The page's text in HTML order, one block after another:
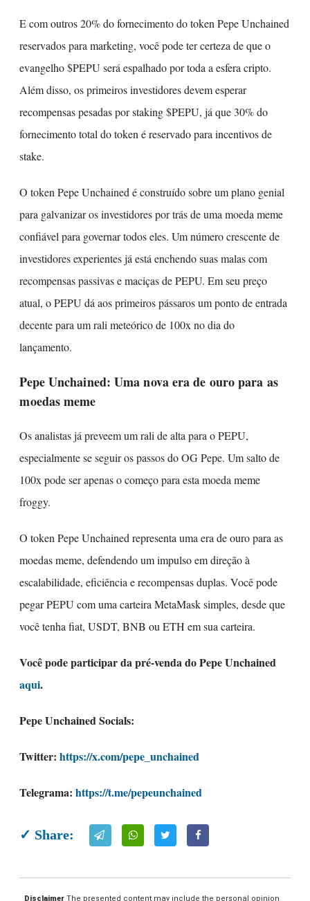
E com outros 20% do fornecimento do token Pepe Unchained
reservados para marketing, você pode ter certeza de que o
evangelho $PEPU será espalhado por toda a esfera cripto.
Além disso, os primeiros investidores devem esperar
recompensas pesadas por staking $PEPU, já que 30% do
fornecimento total do token é reservado para incentivos de
stake.
O token Pepe Unchained é construído sobre um plano genial
para galvanizar os investidores por trás de uma moeda meme
confiável para governar todos eles. Um número crescente de
investidores experientes já está enchendo suas malas com
recompensas passivas e maciças de PEPU. Em seu preço
atual, o PEPU dá aos primeiros pássaros um ponto de entrada
decente para um rali meteórico de 100x no dia do
lançamento.
Pepe Unchained: Uma nova era de ouro para as
moedas meme
Os analistas já preveem um rali de alta para o PEPU,
especialmente se seguir os passos do OG Pepe. Um salto de
100x pode ser apenas o começo para esta moeda meme
froggy.
O token Pepe Unchained representa uma era de ouro para as
moedas meme, defendendo um impulso em direção à
escalabilidade, eficiência e recompensas duplas. Você pode
pegar PEPU com uma carteira MetaMask simples, desde que
você tenha fiat, USDT, BNB ou ETH em sua carteira.
Você pode participar da pré-venda do Pepe Unchained
aqui.
Pepe Unchained Socials:
Twitter:https://x.com/pepe_unchained
Telegrama:https://t.me/pepeunchained
✓ Share:
Disclaimer The presented content may include the personal opinion